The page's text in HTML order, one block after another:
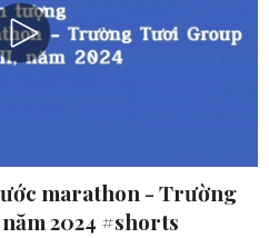
marathon - Trường
2024 #shorts